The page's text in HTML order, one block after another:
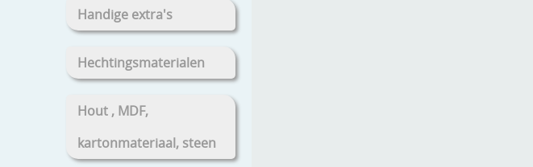
Handige extra's
Hechtingsmaterialen
Hout , MDF,
kartonmateriaal, steen